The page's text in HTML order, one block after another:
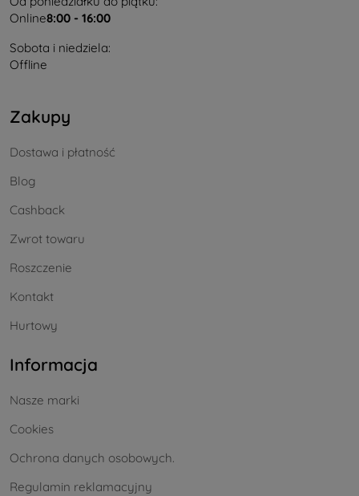
Online8:00 - 16:00
Sobota i niedziela:
Offline
Zakupy
Dostawa i płatność
Blog
Cashback
Zwrot towaru
Roszczenie
Kontakt
Hurtowy
Informacja
Nasze marki
Cookies
Ochrona danych osobowych.
Regulamin reklamacyjny